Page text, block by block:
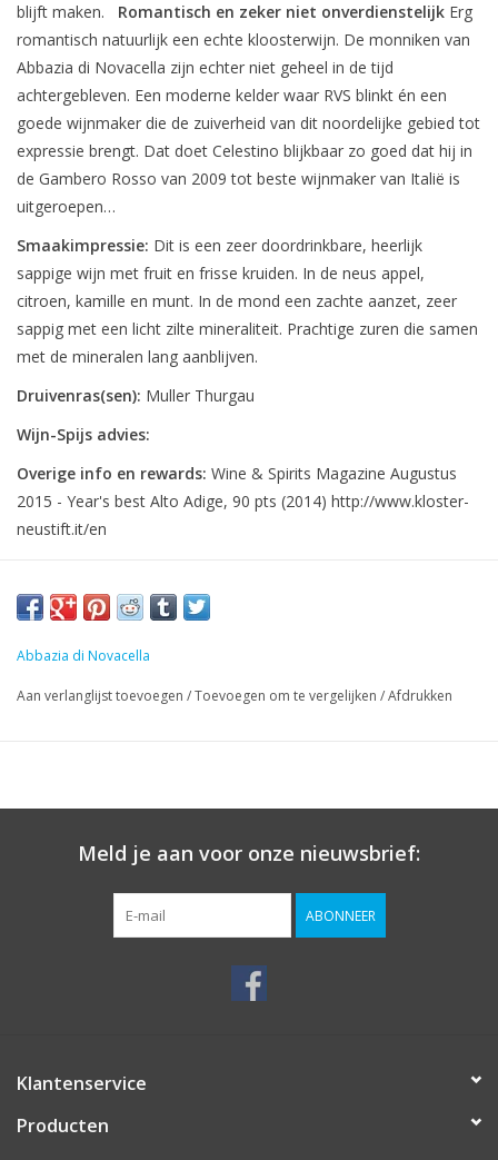
blijft maken. Romantisch en zeker niet onverdienstelijk Erg
romantisch natuurlijk een echte kloosterwijn. De monniken van
Abbazia di Novacella zijn echter niet geheel in de tijd
achtergebleven. Een moderne kelder waar RVS blinkt én een
goede wijnmaker die de zuiverheid van dit noordelijke gebied tot
expressie brengt. Dat doet Celestino blijkbaar zo goed dat hij in
de Gambero Rosso van 2009 tot beste wijnmaker van Italië is
uitgeroepen…
Smaakimpressie: Dit is een zeer doordrinkbare, heerlijk
sappige wijn met fruit en frisse kruiden. In de neus appel,
citroen, kamille en munt. In de mond een zachte aanzet, zeer
sappig met een licht zilte mineraliteit. Prachtige zuren die samen
met de mineralen lang aanblijven.
Druivenras(sen): Muller Thurgau
Wijn-Spijs advies:
Overige info en rewards: Wine & Spirits Magazine Augustus
2015 - Year's best Alto Adige, 90 pts (2014) http://www.kloster-
neustift.it/en
Abbazia di Novacella
Aan verlanglijst toevoegen /Toevoegen om te vergelijken /Afdrukken
Meld je aan voor onze nieuwsbrief:
ABONNEER
Klantenservice
Producten